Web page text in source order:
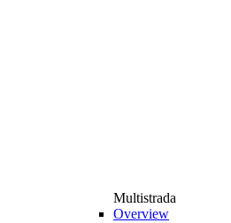
Multistrada
Overview